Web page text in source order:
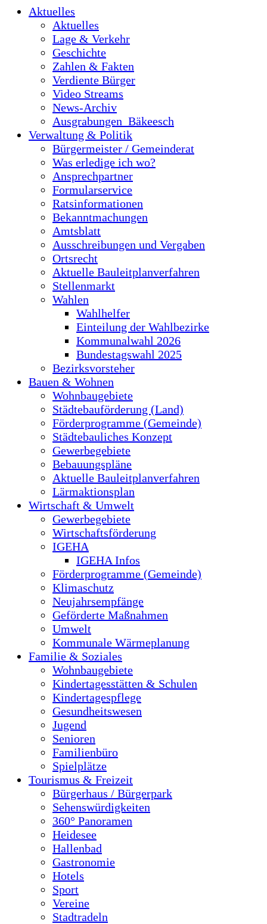
Aktuelles
Aktuelles
Lage & Verkehr
Geschichte
Zahlen & Fakten
Verdiente Bürger
Video Streams
News-Archiv
Ausgrabungen_Bäkeesch
Verwaltung & Politik
Bürgermeister / Gemeinderat
Was erledige ich wo?
Ansprechpartner
Formularservice
Ratsinformationen
Bekanntmachungen
Amtsblatt
Ausschreibungen und Vergaben
Ortsrecht
Aktuelle Bauleitplanverfahren
Stellenmarkt
Wahlen
Wahlhelfer
Einteilung der Wahlbezirke
Kommunalwahl 2026
Bundestagswahl 2025
Bezirksvorsteher
Bauen & Wohnen
Wohnbaugebiete
Städtebauförderung (Land)
Förderprogramme (Gemeinde)
Städtebauliches Konzept
Gewerbegebiete
Bebauungspläne
Aktuelle Bauleitplanverfahren
Lärmaktionsplan
Wirtschaft & Umwelt
Gewerbegebiete
Wirtschaftsförderung
IGEHA
IGEHA Infos
Förderprogramme (Gemeinde)
Klimaschutz
Neujahrsempfänge
Geförderte Maßnahmen
Umwelt
Kommunale Wärmeplanung
Familie & Soziales
Wohnbaugebiete
Kindertagesstätten & Schulen
Kindertagespflege
Gesundheitswesen
Jugend
Senioren
Familienbüro
Spielplätze
Tourismus & Freizeit
Bürgerhaus / Bürgerpark
Sehenswürdigkeiten
360° Panoramen
Heidesee
Hallenbad
Gastronomie
Hotels
Sport
Vereine
Stadtradeln